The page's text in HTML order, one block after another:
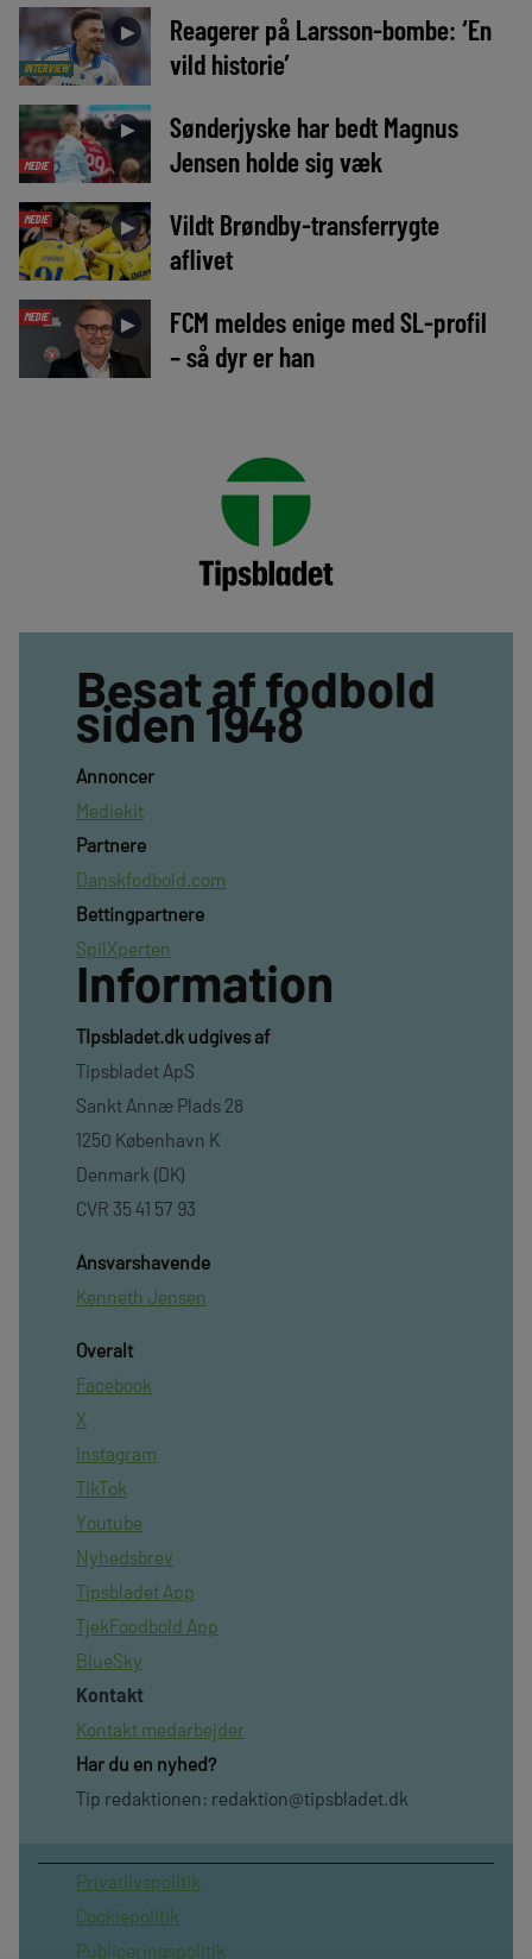
INTERVIEW
►
Reagerer på Larsson-bombe: ‘En
vild historie’
MEDIE
►
Sønderjyske har bedt Magnus
Jensen holde sig væk
MEDIE ►
Vildt Brøndby-transferrygte
aflivet
MEDIE ►
FCM meldes enige med SL-profil
– så dyr er han
Besat af fodbold
siden 1948
Annoncer
Mediekit
Partnere
Danskfodbold.com
Bettingpartnere
SpilXperten
Information
TIpsbladet.dk udgives af
Tipsbladet ApS
Sankt Annæ Plads 28
1250 København K
Denmark (DK)
CVR 35 41 57 93
Ansvarshavende
Kenneth Jensen
Overalt
Facebook
X
Instagram
TikTok
Youtube
Nyhedsbrev
Tipsbladet App
TjekFoodbold App
BlueSky
Kontakt
Kontakt medarbejder
Har du en nyhed?
Tip redaktionen: redaktion@tipsbladet.dk
Privatilvspolitik
Cookiepolitik
Publiceringspolitik